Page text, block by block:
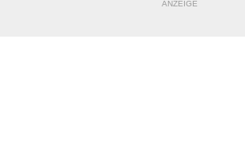
ANZEIGE